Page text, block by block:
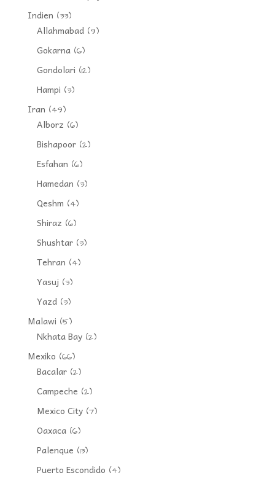
Indien (33)
Allahmabad(9)
Gokarna(6)
Gondolari (12)
Hampi (3)
Iran (49)
Alborz (6)
Bishapoor(2)
Esfahan (6)
Hamedan (3)
Qeshm (4)
Shiraz (6)
Shushtar(3)
Tehran (4)
Yasuj (3)
Yazd(3)
Malawi (5)
Nkhata Bay(2)
Mexiko (66)
Bacalar(2)
Campeche (2)
Mexico City(7)
Oaxaca(6)
Palenque (13)
Puerto Escondido (4)